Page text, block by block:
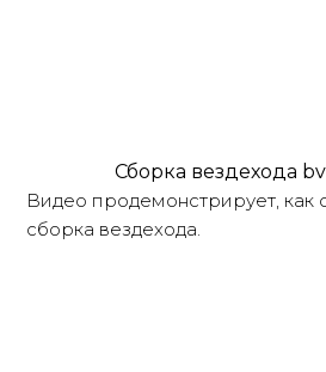
Сборка вездехода
Видео продемонстрирует, как
сборка вездехода.